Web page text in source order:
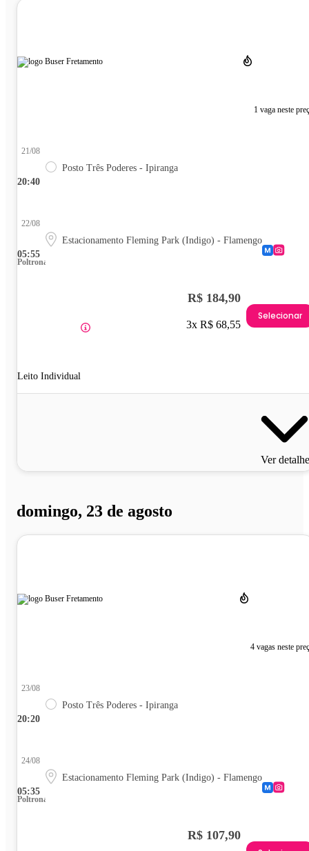
1 vaga neste
20:40
21/08
Posto Três Poderes - Ipiranga
05:55
22/08
Estacionamento Fleming Park (Indigo) - Flamengo
Poltrona
Leito Individual
R$ 184,90
3x R$ 68,55
Selecionar
Ver
domingo, 23 de agosto
4 vagas neste
20:20
23/08
Posto Três Poderes - Ipiranga
05:35
24/08
Estacionamento Fleming Park (Indigo) - Flamengo
Poltrona
R$ 107,90